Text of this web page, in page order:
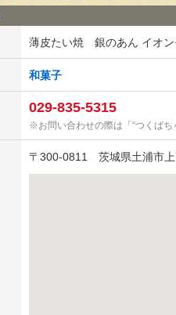
薄皮たい焼 銀のあん イオン
和菓子
029-835-5315
お問い合わせの際は「“つくば
〒 300-0811 茨城県土浦市上